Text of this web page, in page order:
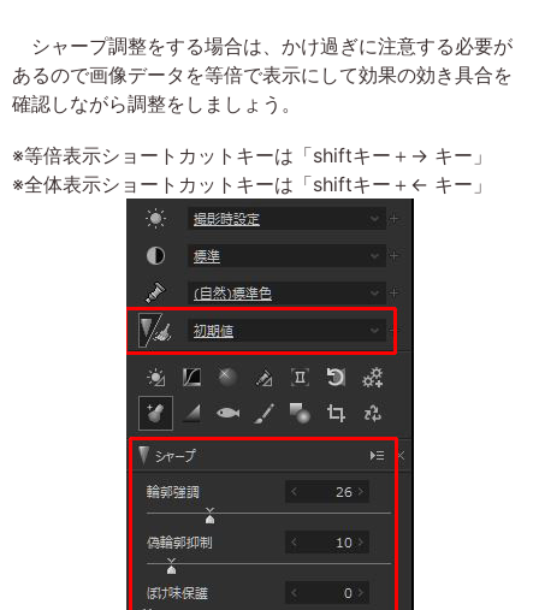
シャープ調整をする場合は、かけ過ぎに注意する必要が
あるので画像データを等倍で表示にして効果の効き具合を
確認しながら調整をしましょう。
※等倍表示ショートカットキーは「shiftキー＋→ キー」
※全体表示ショートカットキーは「shiftキー＋← キー」